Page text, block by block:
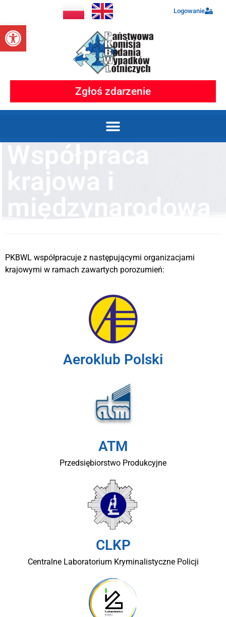
Otwórz pasek narzędzi
Logowanie
Zgłoś zdarzenie
krajowa i
międzynarodowa
PKBWL współpracuje z następującymi organizacjami
krajowymi w ramach zawartych porozumień:
Aeroklub Polski
ATM
Przedsiębiorstwo Produkcyjne
CLKP
Centralne Laboratorium Kryminalistyczne Policji